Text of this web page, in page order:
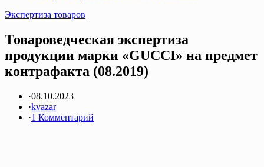
Экспертиза товаров
Товароведческая экспертиза
продукции марки «GUCCI» на предмет
контрафакта (08.2019)
·08.10.2023
·kvazar
·1 Комментарий